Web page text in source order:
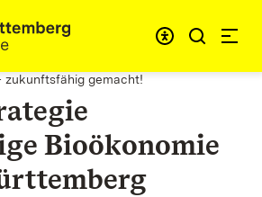
zukunftsfähig gemacht!
Bioökonomie